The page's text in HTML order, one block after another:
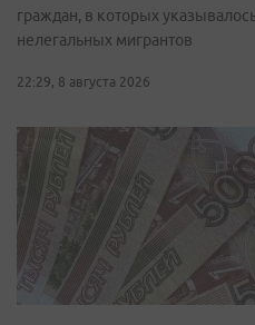
граждан, в которых
нелегальных мигрантов
22:29, 8 августа 2026